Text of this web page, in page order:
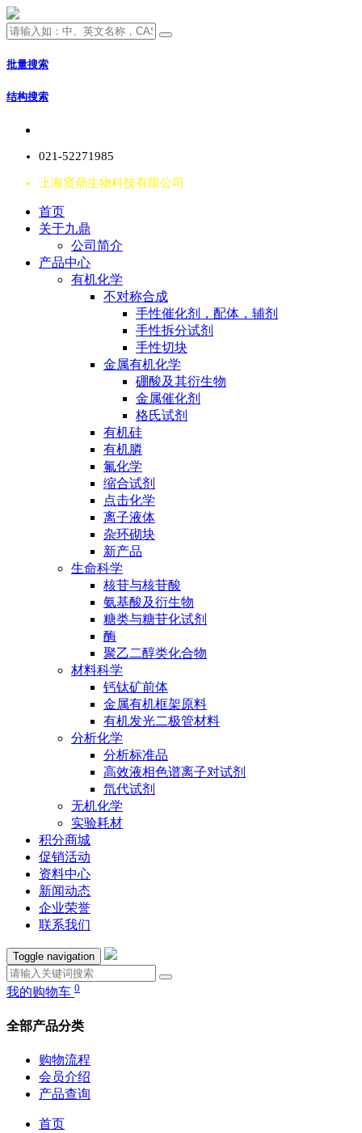
批量搜索
结构搜索
021-52271985
上海贤鼎生物科技有限公司
首页
关于九鼎
公司简介
产品中心
有机化学
不对称合成
手性催化剂，配体，辅剂
手性拆分试剂
手性切块
金属有机化学
硼酸及其衍生物
金属催化剂
格氏试剂
有机硅
有机膦
氟化学
缩合试剂
点击化学
离子液体
杂环砌块
新产品
生命科学
核苷与核苷酸
氨基酸及衍生物
糖类与糖苷化试剂
酶
聚乙二醇类化合物
材料科学
钙钛矿前体
金属有机框架原料
有机发光二极管材料
分析化学
分析标准品
高效液相色谱离子对试剂
氘代试剂
无机化学
实验耗材
积分商城
促销活动
资料中心
新闻动态
企业荣誉
联系我们
Toggle navigation
我的购物车 0
全部产品分类
购物流程
会员介绍
产品查询
首页